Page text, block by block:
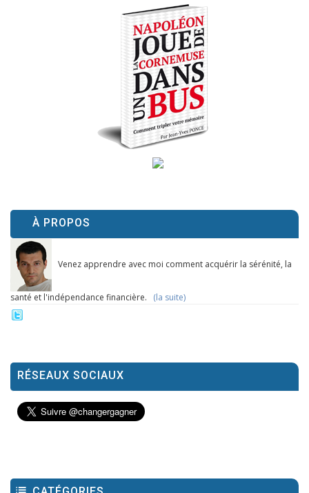
À PROPOS
Venez apprendre avec moi comment acquérir la sérénité, la
santé et l'indépendance financière. (la suite)
RÉSEAUX SOCIAUX